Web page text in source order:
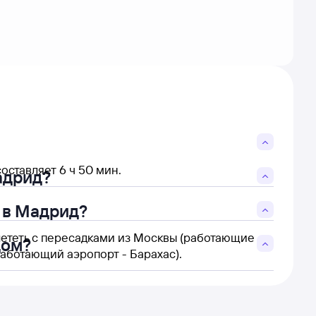
6 ч 50 мин.
в Мадрид?
с пересадками из Москвы (работающие
аэропорт - Барахас).